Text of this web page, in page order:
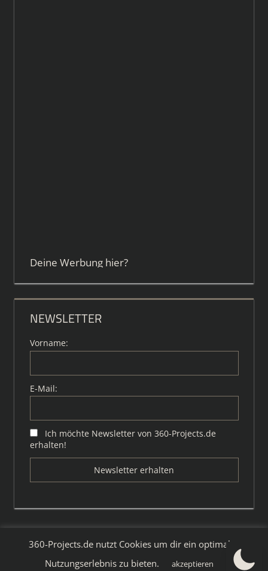
Deine Werbung hier?
NEWSLETTER
Vorname:
E-Mail:
Ich möchte Newsletter von 360-Projects.de
erhalten!
WordPress-Theme: Tortuga von ThemeZee.
360-Projects.de nutzt Cookies um dir ein optimales
Nutzungserlebnis zu bieten.
akzeptieren